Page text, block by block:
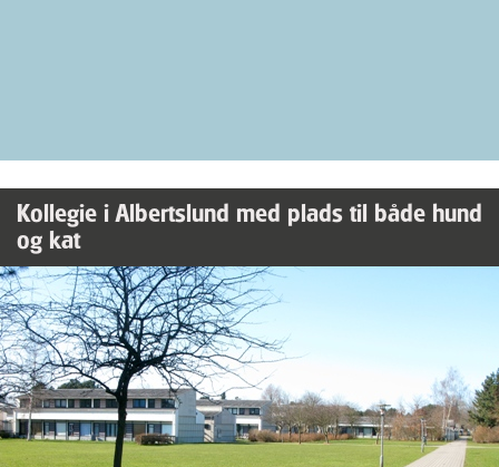
Kollegie i Albertslund med plads til både hund
og kat